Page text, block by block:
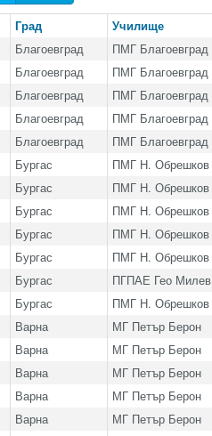
Град Училище
Благоевград ПМГ Благоевград
Благоевград ПМГ Благоевград
Благоевград ПМГ Благоевград
Благоевград ПМГ Благоевград
Благоевград ПМГ Благоевград
Бургас ПМГ Н. Обрешков
Бургас ПМГ Н. Обрешков
Бургас ПМГ Н. Обрешков
Бургас ПМГ Н. Обрешков
Бургас ПМГ Н. Обрешков
Бургас ПГПАЕ Гео Милев
Бургас ПМГ Н. Обрешков
Варна МГ Петър Берон
Варна МГ Петър Берон
Варна МГ Петър Берон
Варна МГ Петър Берон
Варна МГ Петър Берон